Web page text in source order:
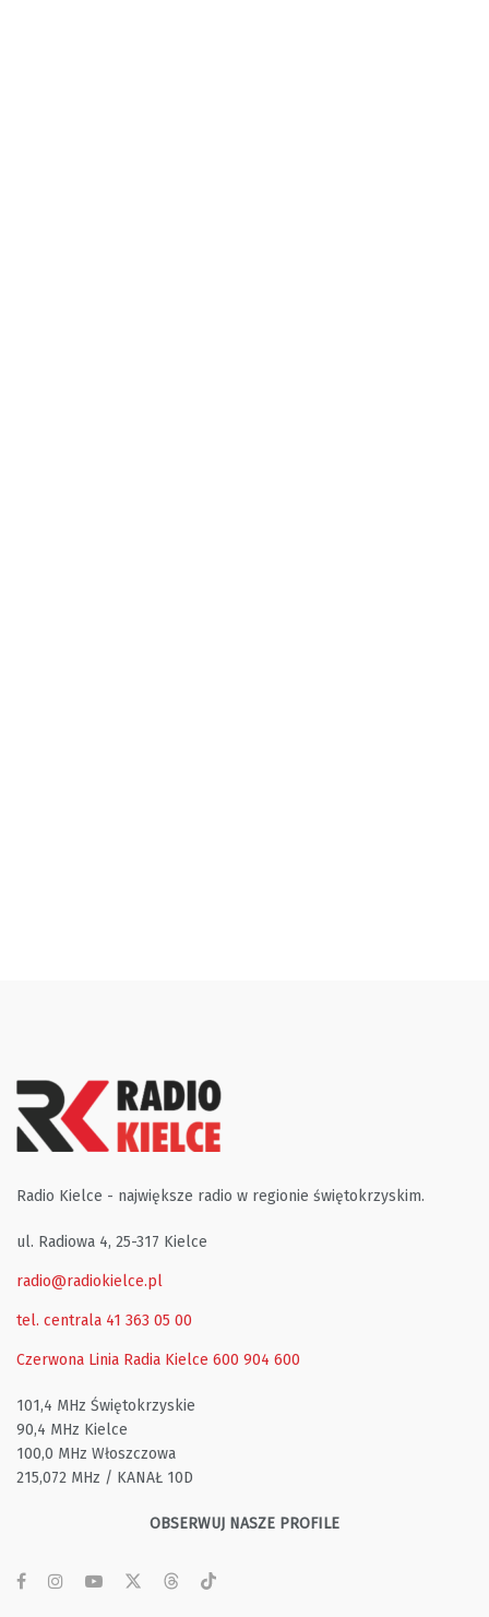
Radio Kielce - największe radio w regionie świętokrzyskim.
ul. Radiowa 4, 25-317 Kielce
radio@radiokielce.pl
tel. centrala 41 363 05 00
Czerwona Linia Radia Kielce 600 904 600
101,4 MHz Świętokrzyskie
90,4 MHz Kielce
100,0 MHz Włoszczowa
215,072 MHz / KANAŁ 10D
OBSERWUJ NASZE PROFILE